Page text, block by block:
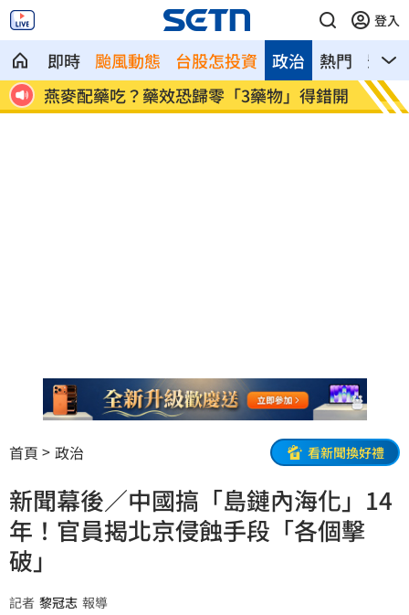
登入
即時 颱風動態 台股怎投資 熱門 影音
政治
設 燕麥配藥吃？藥效恐歸零「3藥物」得錯開 許富
首頁 政治 看新聞換好禮
新聞幕後／中國搞「島鏈內海化」14
年！官員揭北京侵蝕手段「各個擊
破」
記者 黎冠志 報導